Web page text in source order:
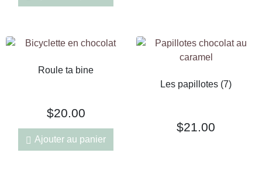
Roule ta bine
$20.00
Ajouter au panier
Les papillotes (7)
$21.00